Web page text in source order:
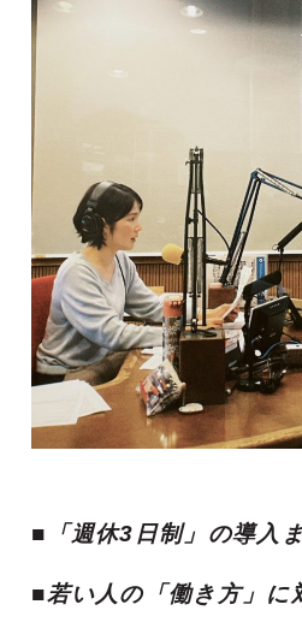
■「週休3日制」の導入
■若い人の「働き方」に